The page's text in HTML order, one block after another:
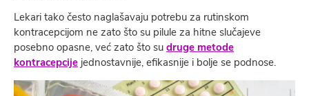
Lekari tako često naglašavaju potrebu za rutinskom
kontracepcijom ne zato što su pilule za hitne slučajeve
posebno opasne, već zato što su druge metode
kontracepcije jednostavnije, efikasnije i bolje se podnose.